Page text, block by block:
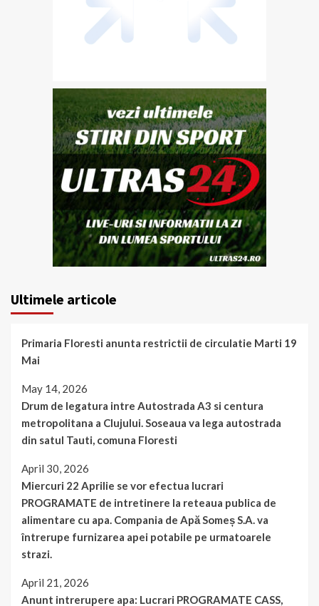
Ultimele articole
Primaria Floresti anunta restrictii de circulatie Marti 19
Mai
May 14, 2026
Drum de legatura intre Autostrada A3 si centura
metropolitana a Clujului. Soseaua va lega autostrada
din satul Tauti, comuna Floresti
April 30, 2026
Miercuri 22 Aprilie se vor efectua lucrari
PROGRAMATE de intretinere la reteaua publica de
alimentare cu apa. Compania de Apă Someș S.A. va
întrerupe furnizarea apei potabile pe urmatoarele
strazi.
April 21, 2026
Anunt intrerupere apa: Lucrari PROGRAMATE CASS,